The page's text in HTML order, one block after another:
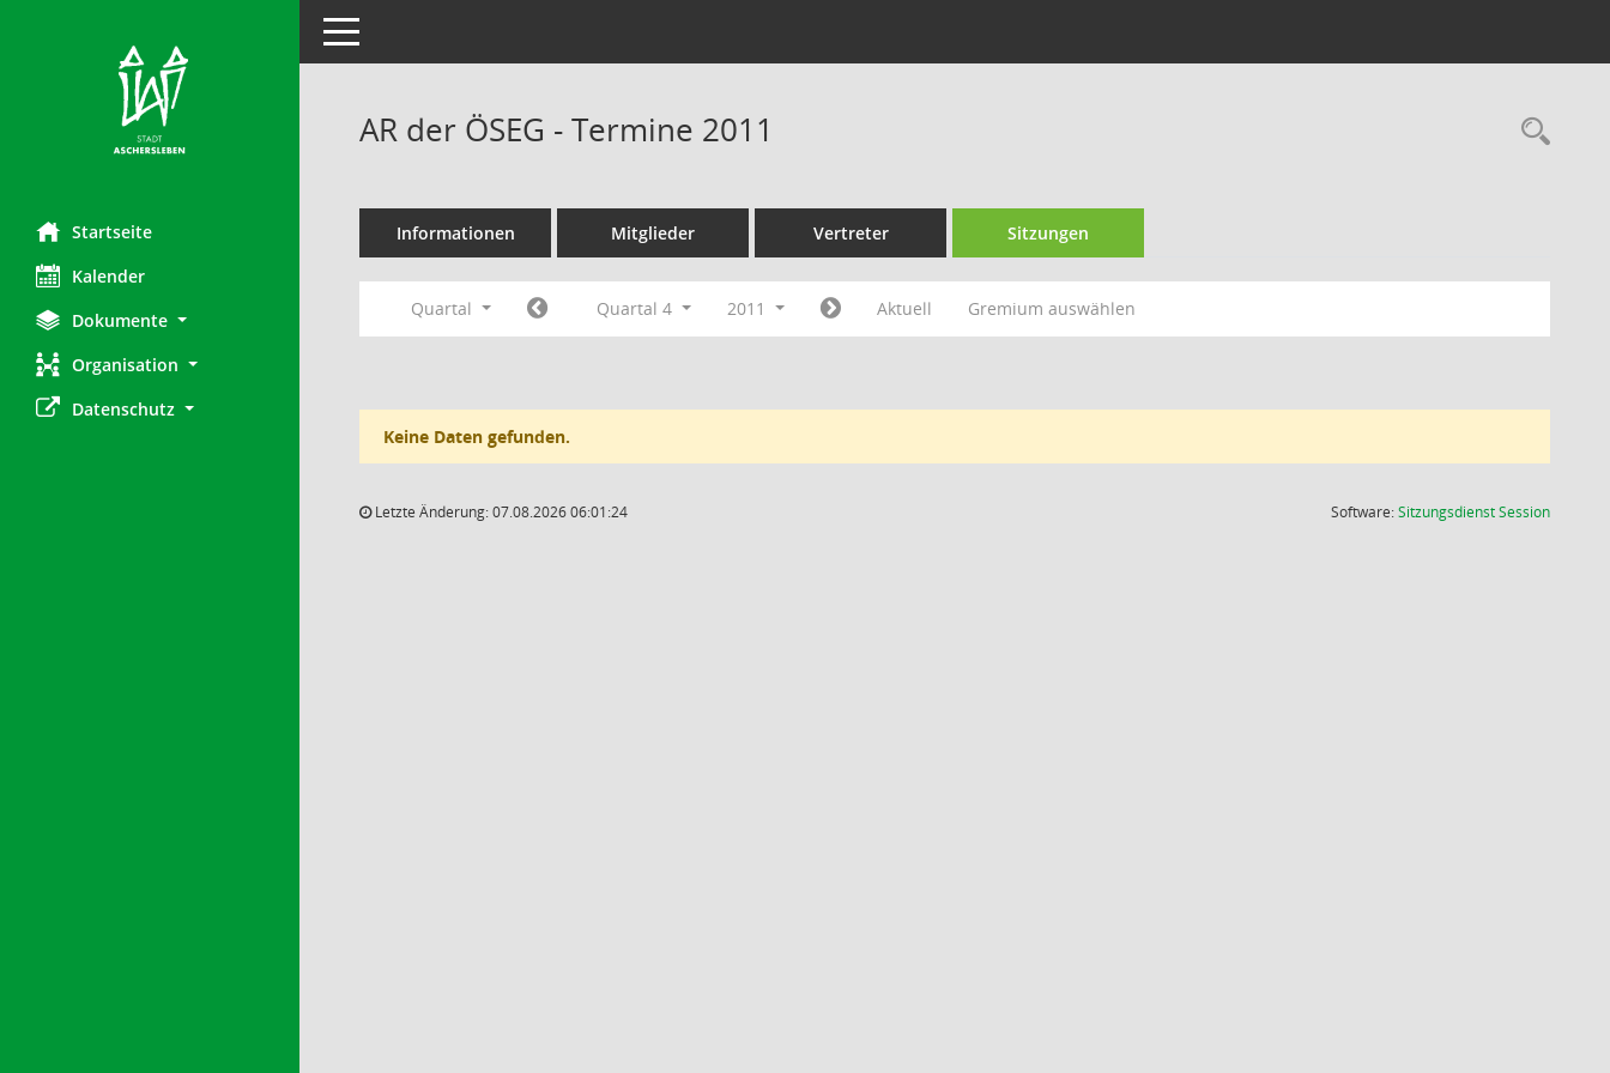
Startseite
Kalender
Dokumente
Organisation
Datenschutz
Toggle navigation
AR der ÖSEG - Termine 2011
Informationen Mitglieder Vertreter Sitzungen
Quartal Quartal 4 2011 Aktuell Gremium auswählen
Keine Daten gefunden.
Letzte Änderung: 07.08.2026 06:01:24 Software:SitzungsdienstSession(Wird in